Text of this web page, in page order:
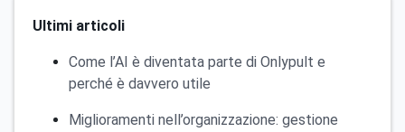
Ultimi articoli
Come l’AI è diventata parte di Onlypult e
perché è davvero utile
Miglioramenti nell’organizzazione: gestione